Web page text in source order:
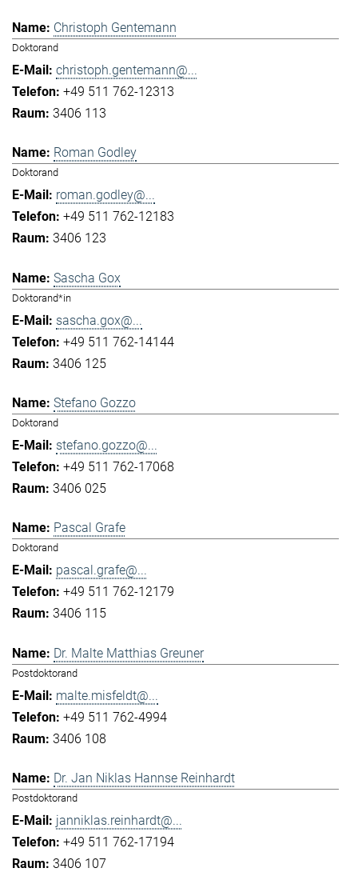
Christoph Gentemann
Doktorand
christoph.gentemann@...
+49 511 762-12313
3406 113
Roman Godley
Doktorand
roman.godley@...
+49 511 762-12183
3406 123
Sascha Gox
Doktorand*in
sascha.gox@...
+49 511 762-14144
3406 125
Stefano Gozzo
Doktorand
stefano.gozzo@...
+49 511 762-17068
3406 025
Pascal Grafe
Doktorand
pascal.grafe@...
+49 511 762-12179
3406 115
Dr. Malte Matthias Greuner
Postdoktorand
malte.misfeldt@...
+49 511 762-4994
3406 108
Dr. Jan Niklas Hannse Reinhardt
Postdoktorand
janniklas.reinhardt@...
+49 511 762-17194
3406 107